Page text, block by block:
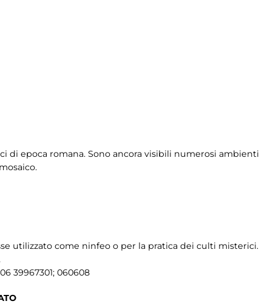
di epoca romana. Sono ancora visibili numerosi ambienti
utilizzato come ninfeo o per la pratica dei culti misterici.
39967301; 060608